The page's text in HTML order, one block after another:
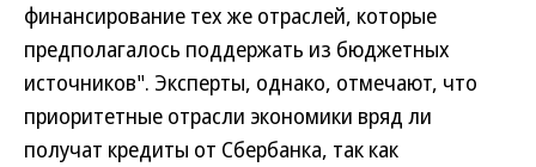
финансирование тех же отраслей, которые
предполагалось поддержать из бюджетных
источников". Эксперты, однако, отмечают, что
приоритетные отрасли экономики вряд ли
получат кредиты от Сбербанка, так как